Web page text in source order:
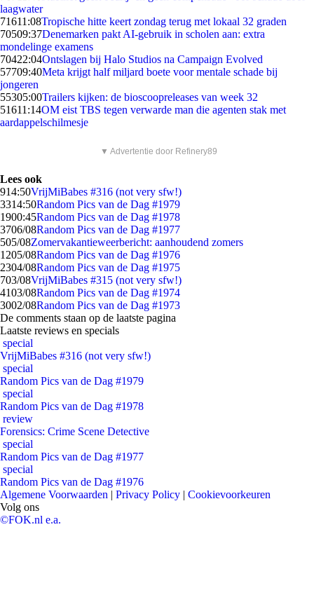
laagwater
71611:08Tropische hitte keert zondag terug met lokaal 32 graden
70509:37Denemarken pakt AI-gebruik in scholen aan: extra
mondelinge examens
70422:04Ontslagen bij Halo Studios na Campaign Evolved
57709:40Meta krijgt half miljard boete voor mentale schade bij
jongeren
55305:00Trailers kijken: de bioscoopreleases van week 32
51611:14OM eist TBS tegen verwarde man die agenten stak met
aardappelschilmesje
▼ Advertentie door Refinery89
Lees ook
914:50VrijMiBabes #316 (not very sfw!)
3314:50Random Pics van de Dag #1979
1900:45Random Pics van de Dag #1978
3706/08Random Pics van de Dag #1977
505/08Zomervakantieweerbericht: aanhoudend zomers
1205/08Random Pics van de Dag #1976
2304/08Random Pics van de Dag #1975
703/08VrijMiBabes #315 (not very sfw!)
4103/08Random Pics van de Dag #1974
3002/08Random Pics van de Dag #1973
De comments staan op de laatste pagina
Laatste reviews en specials
special
VrijMiBabes #316 (not very sfw!)
special
Random Pics van de Dag #1979
special
Random Pics van de Dag #1978
review
Forensics: Crime Scene Detective
special
Random Pics van de Dag #1977
special
Random Pics van de Dag #1976
Algemene Voorwaarden | Privacy Policy | Cookievoorkeuren
Volg ons
©FOK.nl e.a.